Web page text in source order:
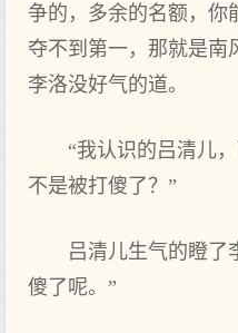
争的，多余的名额，你
夺不到第一，那就是南
李洛没好气的道。
“我认识的吕清儿
不是被打傻了？”
吕清儿生气的瞪了
傻了呢。”